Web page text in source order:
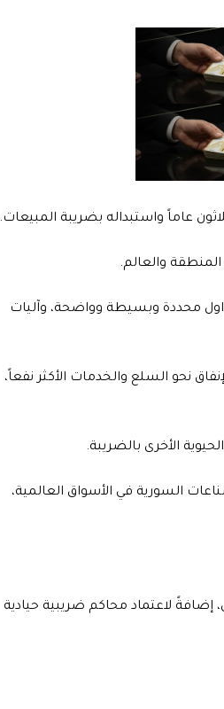
عاماً واستبداله بضريبة المبيعات.
والعالم.
محددة وبسيطة وواضحة، وآليات
نحو السلع والخدمات الأكثر نفعاً،
الأخرى بالضريبة.
السورية في الأسواق العالمية،
إضافةً لاعتماد محاكم ضريبية حيادية